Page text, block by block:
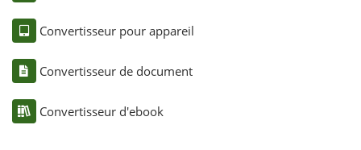
Convertisseur pour appareil
Convertisseur de document
Convertisseur d'ebook